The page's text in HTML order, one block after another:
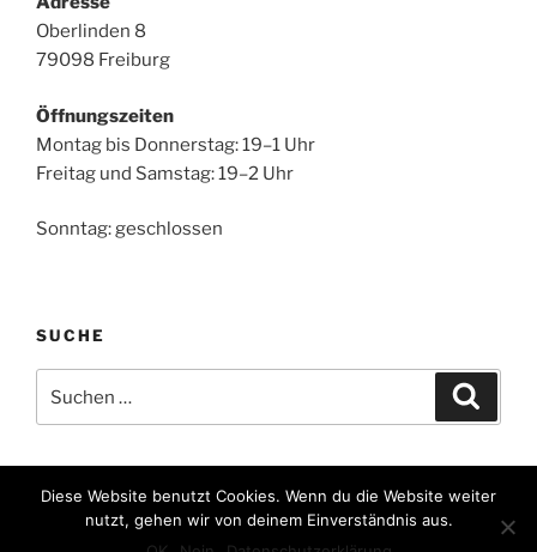
Oberlinden 8
79098 Freiburg
Öffnungszeiten
Montag bis Donnerstag: 19–1 Uhr
Freitag und Samstag: 19–2 Uhr
Sonntag: geschlossen
SUCHE
nach:
Privacy Policy Stolz präsentiert von WordPress
Diese Website benutzt Cookies. Wenn du die Website weiter
nutzt, gehen wir von deinem Einverständnis aus.